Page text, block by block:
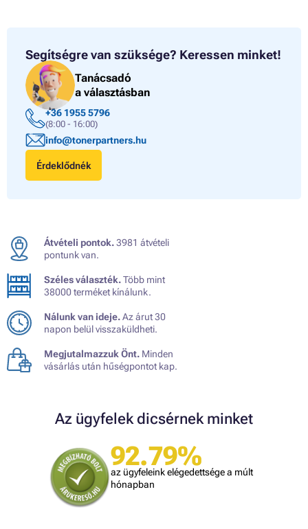
Segítségre van szüksége? Keressen minket!
Tanácsadó
a választásban
+36 1955 5796
(8:00 - 16:00)
info@tonerpartners.hu
Érdeklődnék
Átvételi pontok.3981 átvételi
pontunk van.
Széles választék.Több mint
38000 terméket kínálunk.
Nálunk van ideje.Az árut 30
napon belül visszaküldheti.
Megjutalmazzuk Önt. Minden
vásárlás után hűségpontot kap.
Az ügyfelek dicsérnek minket
92.79%
az ügyfeleink elégedettsége a múlt
hónapban